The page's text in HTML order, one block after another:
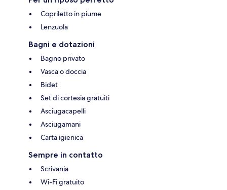
Copriletto in piume
Lenzuola
Bagni e dotazioni
Bagno privato
Vasca o doccia
Bidet
Set di cortesia gratuiti
Asciugacapelli
Asciugamani
Carta igienica
Sempre in contatto
Scrivania
Wi-Fi gratuito